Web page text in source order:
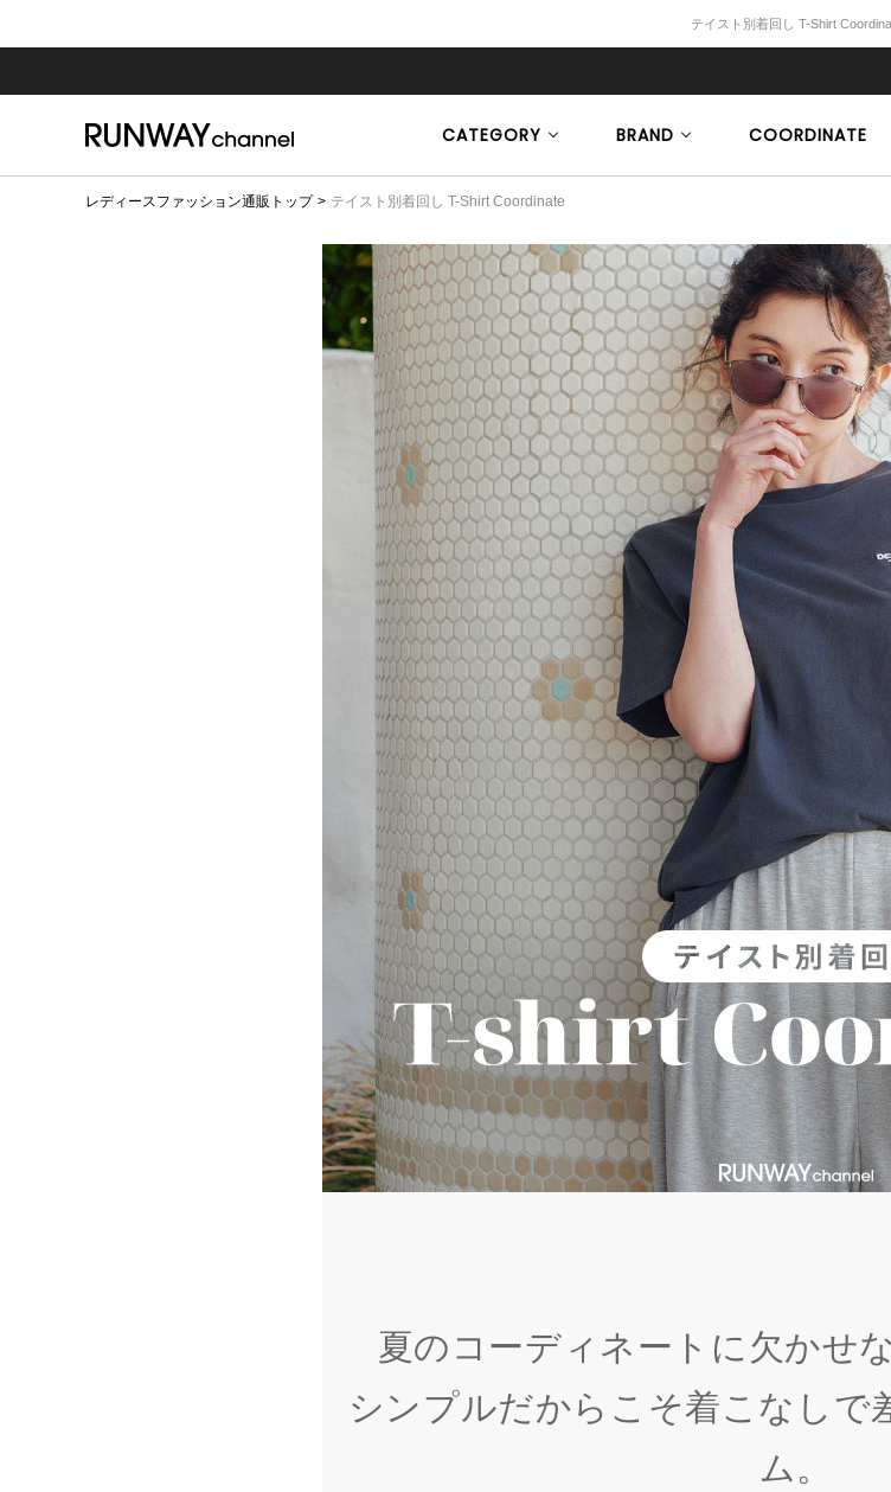
テイスト別着回し T-Shirt
CATEGORY BRAND COORDINATE
レディースファッション通販トップ テイスト別着回し T-Shirt Coordinate
夏のコーディネートに欠かせ
シンプルだからこそ着こなしで
ム。